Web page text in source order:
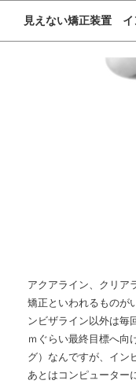
見えない矯正装置 イ
アクアライン、クリア
矯正といわれるものが
ンビザライン以外は毎
ｍぐらい最終目標へ向
グ）なんですが、イン
あとはコンピューター